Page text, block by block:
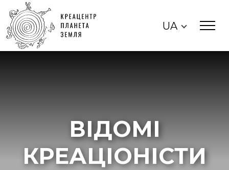
UA
ВІДОМІ
КРЕАЦІОНІСТИ